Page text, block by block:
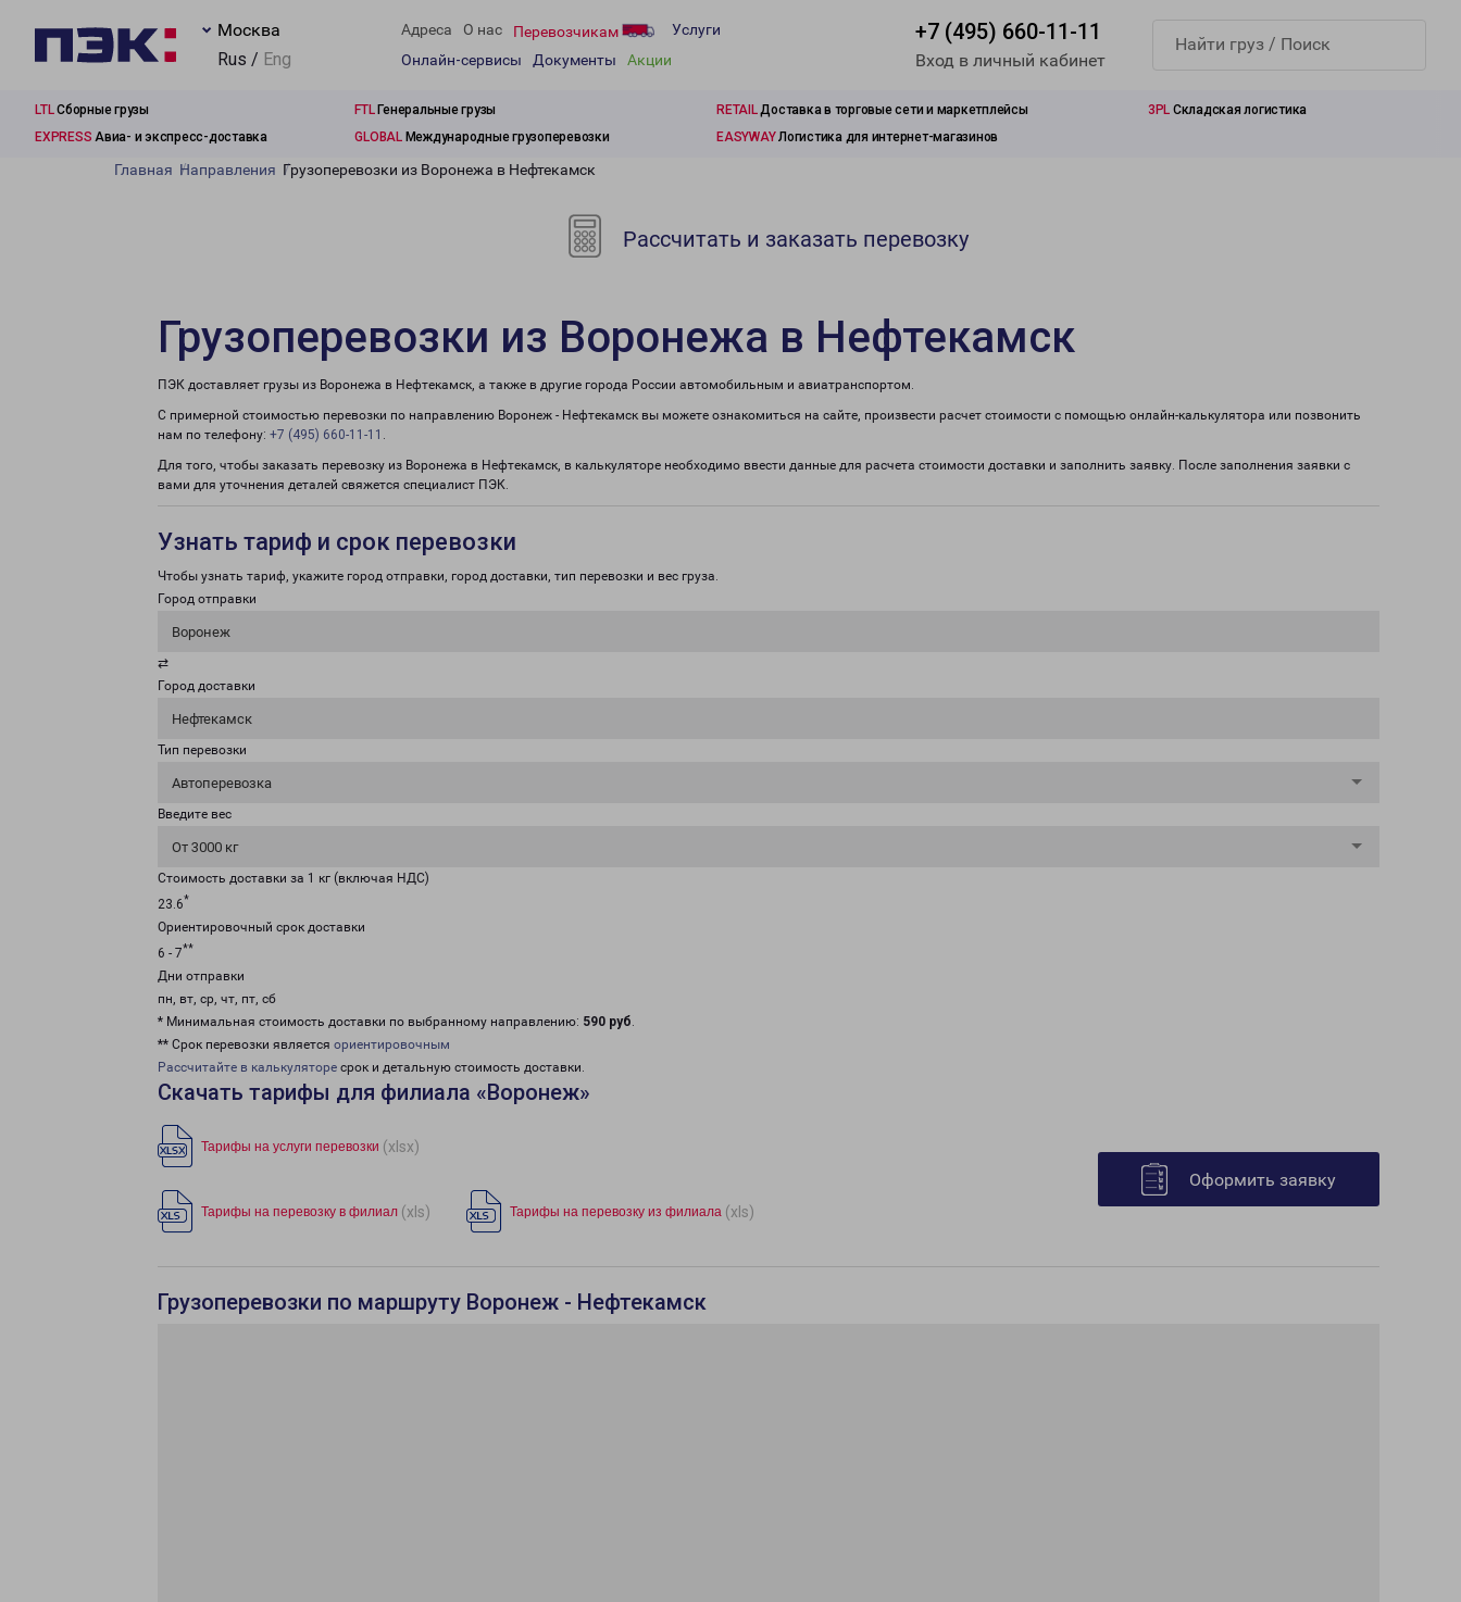
Москва
Rus / Eng
Адреса О нас Перевозчикам
Услуги
Онлайн-сервисы
Документы Акции
+7 (495) 660-11-11
Вход в личный кабинет
LTLСборные грузы FTLГенеральные грузы RETAILДоставка в торговые сети и маркетплейсы 3PL Складская логистика
EXPRESS Авиа- и экспресс-доставка GLOBALМеждународные грузоперевозки EASYWAYЛогистика для интернет-магазинов
Главная Направления Грузоперевозки из Воронежа в Нефтекамск
Рассчитать и заказать перевозку
Грузоперевозки из Воронежа в Нефтекамск
ПЭК доставляет грузы из Воронежа в Нефтекамск, а также в другие города России автомобильным и авиатранспортом.
С примерной стоимостью перевозки по направлению Воронеж - Нефтекамск вы можете ознакомиться на сайте, произвести расчет стоимости с помощью онлайн-калькулятора или позвонить
нам по телефону: +7 (495) 660-11-11 .
Для того, чтобы заказать перевозку из Воронежа в Нефтекамск, в калькуляторе необходимо ввести данные для расчета стоимости доставки и заполнить заявку. После заполнения заявки с
вами для уточнения деталей свяжется специалист ПЭК.
Узнать тариф и срок перевозки
Чтобы узнать тариф, укажите город отправки, город доставки, тип перевозки и вес груза.
Город отправки
Воронеж
⇄
Город доставки
Нефтекамск
Тип перевозки
Автоперевозка
Введите вес
От 3000 кг
Стоимость доставки за 1 кг (включая НДС)
23.6*
Ориентировочный срок доставки
6 - 7**
Дни отправки
пн, вт, ср, чт, пт, сб
* Минимальная стоимость доставки по выбранному направлению: 590 руб.
** Срок перевозки является ориентировочным
Рассчитайте в калькуляторе срок и детальную стоимость доставки.
Скачать тарифы для филиала «Воронеж»
Тарифы на услуги перевозки (xlsx)
Тарифы на перевозку в филиал (xls) Тарифы на перевозку из филиала (xls)
Оформить заявку
Грузоперевозки по маршруту Воронеж - Нефтекамск